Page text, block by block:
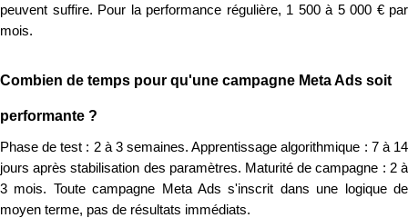
peuvent suffire. Pour la performance régulière, 1 500 à 5 000 € par
mois.
Combien de temps pour qu'une campagne Meta Ads soit
performante ?
Phase de test : 2 à 3 semaines. Apprentissage algorithmique : 7 à 14
jours après stabilisation des paramètres. Maturité de campagne : 2 à
3 mois. Toute campagne Meta Ads s'inscrit dans une logique de
moyen terme, pas de résultats immédiats.